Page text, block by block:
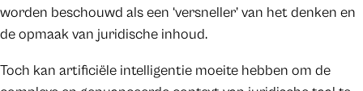
worden beschouwd als een ‘versneller’ van het denken en
de opmaak van juridische inhoud.
Toch kan artificiële intelligentie moeite hebben om de